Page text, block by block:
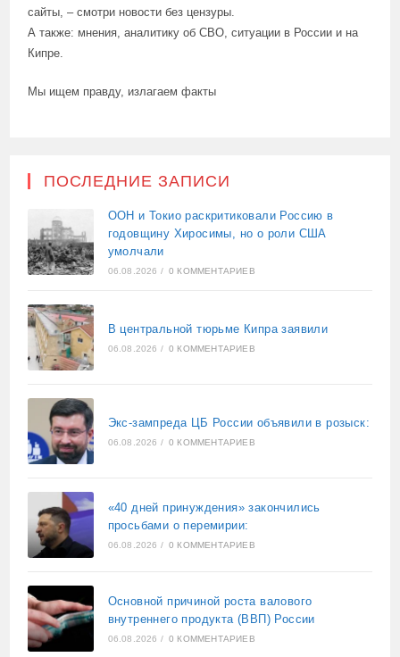
сайты, – смотри новости без цензуры.
А также: мнения, аналитику об СВО, ситуации в России и на
Кипре.
Мы ищем правду, излагаем факты
ПОСЛЕДНИЕ ЗАПИСИ
ООН и Токио раскритиковали Россию в
годовщину Хиросимы, но о роли США
умолчали
06.08.2026 / 0 КОММЕНТАРИЕВ
В центральной тюрьме Кипра заявили
06.08.2026 / 0 КОММЕНТАРИЕВ
Экс-зампреда ЦБ России объявили в розыск:
06.08.2026 / 0 КОММЕНТАРИЕВ
«40 дней принуждения» закончились
просьбами о перемирии:
06.08.2026 / 0 КОММЕНТАРИЕВ
Основной причиной роста валового
внутреннего продукта (ВВП) России
06.08.2026 / 0 КОММЕНТАРИЕВ